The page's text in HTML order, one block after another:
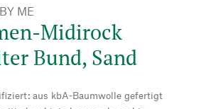
ME
Midirock
Bund, Sand
aus kbA-Baumwolle gefertigt